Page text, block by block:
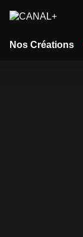
Nos Créations